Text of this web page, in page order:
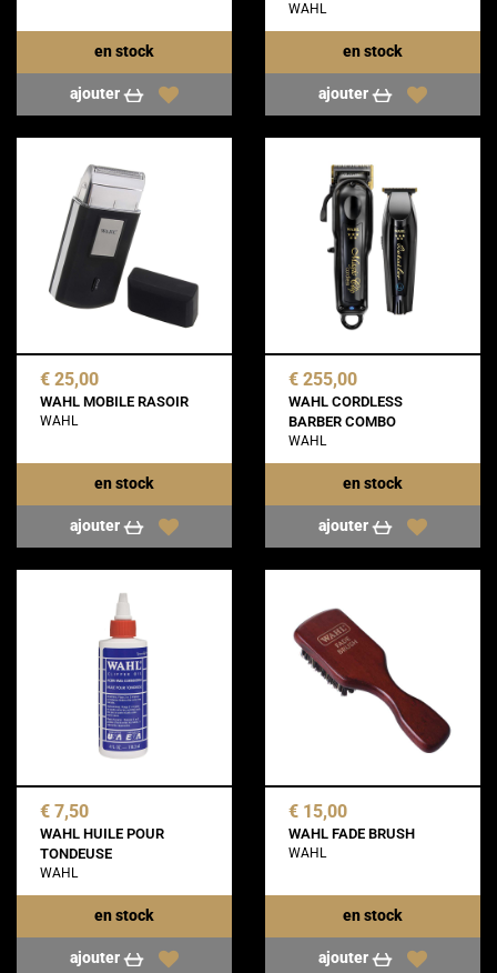
en stock
ajouter
WAHL
en stock
ajouter
€ 25,00
WAHL MOBILE RASOIR
WAHL
en stock
ajouter
€ 255,00
WAHL CORDLESS
BARBER COMBO
WAHL
en stock
ajouter
€ 7,50
WAHL HUILE POUR
TONDEUSE
WAHL
en stock
ajouter
€ 15,00
WAHL FADE BRUSH
WAHL
en stock
ajouter